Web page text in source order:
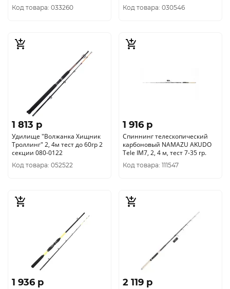
Код товара: 033260 Код товара: 030546
1 813 p
Удилище "Волжанка Хищник
Троллинг" 2, 4м тест до 60гр 2
секции 080-0122
Код товара: 052522
1 916 p
Спиннинг телескопический
карбоновый NAMAZU AKUDO
Tele IM7, 2, 4 м, тест 7-35 гр.
Код товара: 111547
1 936 p 2 119 p